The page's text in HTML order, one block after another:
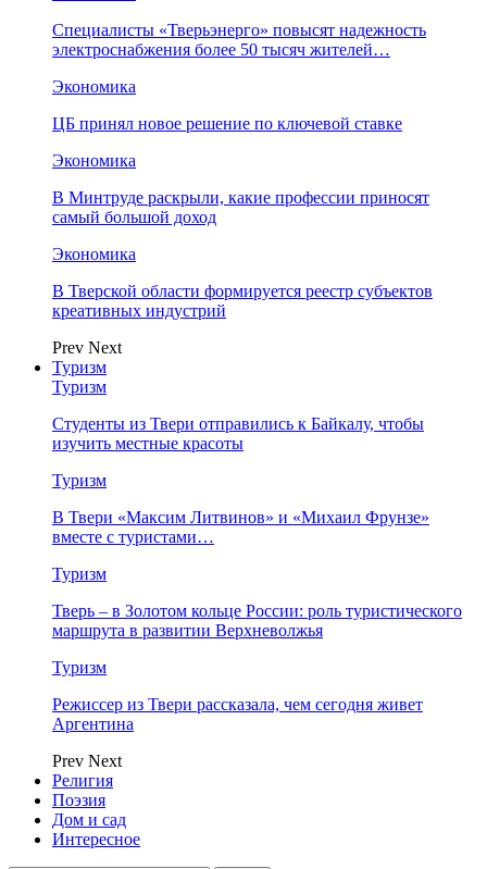
Специалисты «Тверьэнерго» повысят надежность
электроснабжения более 50 тысяч жителей…
Экономика
ЦБ принял новое решение по ключевой ставке
Экономика
В Минтруде раскрыли, какие профессии приносят
самый большой доход
Экономика
В Тверской области формируется реестр субъектов
креативных индустрий
Prev Next
Туризм
Туризм
Студенты из Твери отправились к Байкалу, чтобы
изучить местные красоты
Туризм
В Твери «Максим Литвинов» и «Михаил Фрунзе»
вместе с туристами…
Туризм
Тверь – в Золотом кольце России: роль туристического
маршрута в развитии Верхневолжья
Туризм
Режиссер из Твери рассказала, чем сегодня живет
Аргентина
Prev Next
Религия
Поэзия
Дом и сад
Интересное